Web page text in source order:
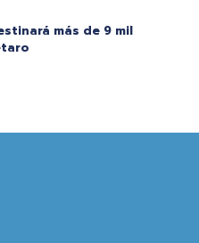
más de 9 mil